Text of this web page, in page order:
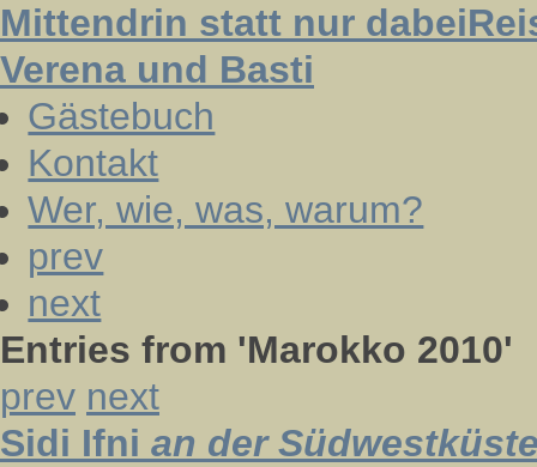
Mittendrin statt nur dabei
Verena und Basti
Gästebuch
Kontakt
Wer, wie, was, warum?
prev
next
Entries from 'Marokko 2010'
prev next
Sidi Ifni an der